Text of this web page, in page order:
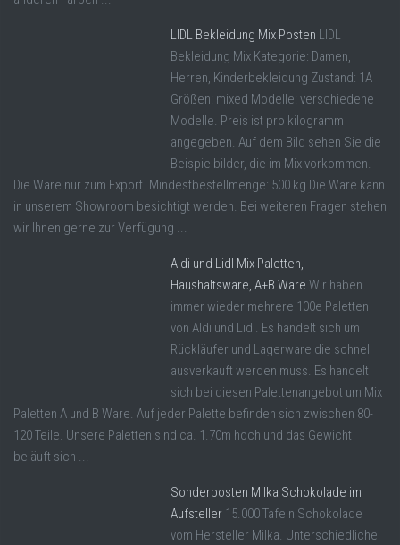
LIDL Bekleidung Mix Posten LIDL
Bekleidung Mix Kategorie: Damen,
Herren, Kinderbekleidung Zustand: 1A
Größen: mixed Modelle: verschiedene
Modelle. Preis ist pro kilogramm
angegeben. Auf dem Bild sehen Sie die
Beispielbilder, die im Mix vorkommen.
Die Ware nur zum Export. Mindestbestellmenge: 500 kg Die Ware kann
in unserem Showroom besichtigt werden. Bei weiteren Fragen stehen
wir Ihnen gerne zur Verfügung ...
Aldi und Lidl Mix Paletten,
Haushaltsware, A+B Ware Wir haben
immer wieder mehrere 100e Paletten
von Aldi und Lidl. Es handelt sich um
Rückläufer und Lagerware die schnell
ausverkauft werden muss. Es handelt
sich bei diesen Palettenangebot um Mix
Paletten A und B Ware. Auf jeder Palette befinden sich zwischen 80-
120 Teile. Unsere Paletten sind ca. 1.70m hoch und das Gewicht
beläuft sich ...
Sonderposten Milka Schokolade im
Aufsteller 15.000 Tafeln Schokolade
vom Hersteller Milka. Unterschiedliche